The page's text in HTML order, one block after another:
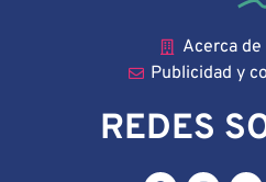
Acerca
Publicidad y
REDES